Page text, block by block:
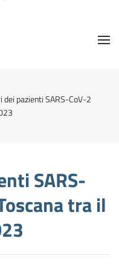
dei pazienti SARS-CoV-2
SARS-
tra il